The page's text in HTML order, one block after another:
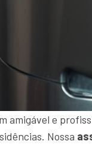
amigável e
Nossa